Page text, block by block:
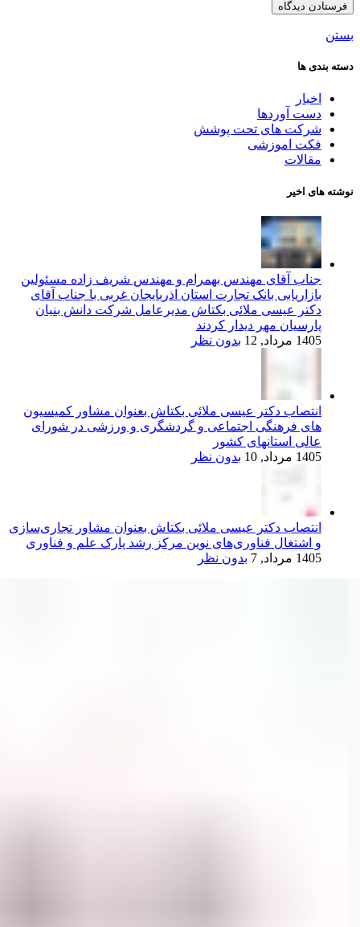
بستن
دسته بندی ها
اخبار
دست آوردها
شرکت های تحت پوشش
فکت اموزشی
مقالات
نوشته های اخیر
جناب آقای مهندس بهمرام و مهندس شریف زاده مسئولین
بازاریابی بانک تجارت استان اذربایجان غربی با جناب آقای
دکتر عیسی ملائی بکتاش مدیرعامل شرکت دانش بنیان
پارسیان مهر دیدار کردند
1405 مرداد, 12
بدون نظر
انتصاب دکتر عیسی ملائی بکتاش بعنوان مشاور کمیسیون
های فرهنگی اجتماعی و گردشگری و ورزشی در شورای
عالی استانهای کشور
1405 مرداد, 10
بدون نظر
انتصاب دکتر عیسی ملائی بکتاش بعنوان مشاور تجاری‌سازی
و اشتغال فناوری‌های نوین مرکز رشد پارک علم و فناوری
1405 مرداد, 7
بدون نظر